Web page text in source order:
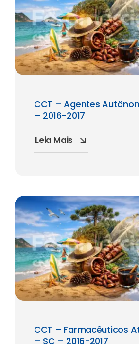
CCT – Agentes
– 2016-2017
Leia Mais
CCT – Farmacêuticos
– SC – 2016-2017